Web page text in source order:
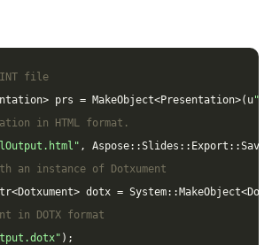
file
> prs = MakeObject<Presentation>( u
in HTML format.
, Aspose::Slides :: Export ::
an instance of Dotxument
<Dotxument> dotx = System:: MakeObject<
in DOTX format
);